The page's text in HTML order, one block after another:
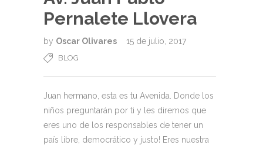
Pernalete Llovera
by Oscar Olivares 15 de julio, 2017
BLOG
Juan hermano, esta es tu Avenida. Donde los
niños preguntarán por ti y les diremos que
eres uno de los responsables de tener un
país libre, democrático y justo! Eres nuestra